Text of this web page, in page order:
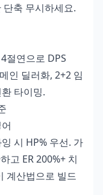
단축 무시하세요.
절연으로 DPS
인 딜러화, 2+2 임
타이밍.
시 HP% 우선. 가
고 ER 200%+ 치
계산법으로 빌드